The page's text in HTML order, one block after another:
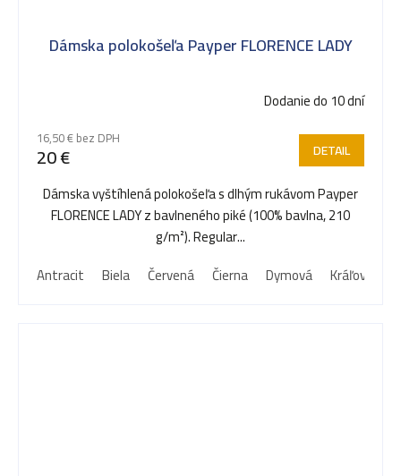
Dámska polokošeľa Payper FLORENCE LADY
Dodanie do 10 dní
16,50 € bez DPH
20 € DETAIL
Dámska vyštíhlená polokošeľa s dlhým rukávom Payper
FLORENCE LADY z bavlneného piké (100% bavlna, 210
g/m²). Regular...
Antracit
Biela Červená Čierna Dymová Kráľovská